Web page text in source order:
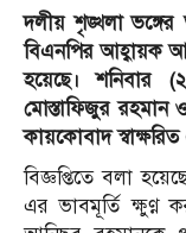
দলীয় শৃঙ্খলা ভঙ্গের
বিএনপির আহ্বায়ক
হয়েছে। শনিবার
মোস্তাফিজুর
কায়কোবাদ
বিজ্ঞপ্তিতে বলা
এর ভাবমূর্তি ক্ষুণ্ণ